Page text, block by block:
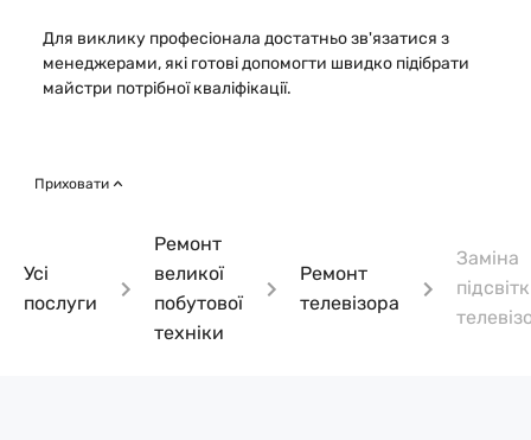
Для виклику професіонала достатньо зв'язатися з
менеджерами, які готові допомогти швидко підібрати
майстри потрібної кваліфікації.
Приховати
Усі
послуги
Ремонт
великої
побутової
техніки
Ремонт
телевізора
Заміна